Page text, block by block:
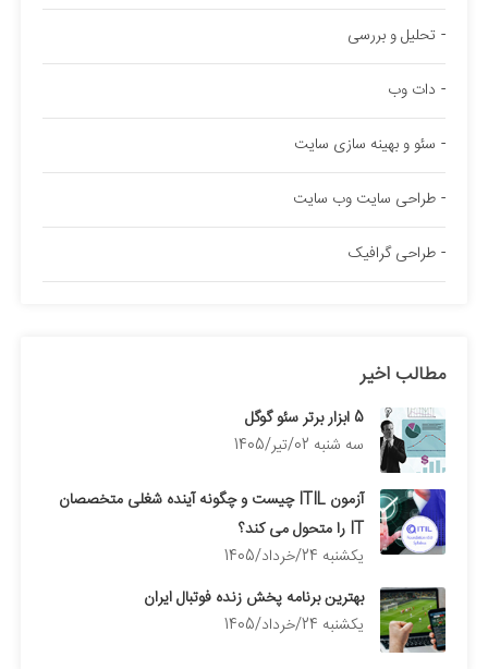
تحلیل و بررسی
دات وب
سئو و بهینه سازی سایت
طراحی سایت وب سایت
طراحی گرافیک
مطالب اخیر
5 ابزار برتر سئو گوگل
سه شنبه 02/تیر/1405
آزمون ITIL چیست و چگونه آینده شغلی متخصصان
IT را متحول می کند؟
يكشنبه 24/خرداد/1405
بهترین برنامه پخش زنده فوتبال ایران
يكشنبه 24/خرداد/1405